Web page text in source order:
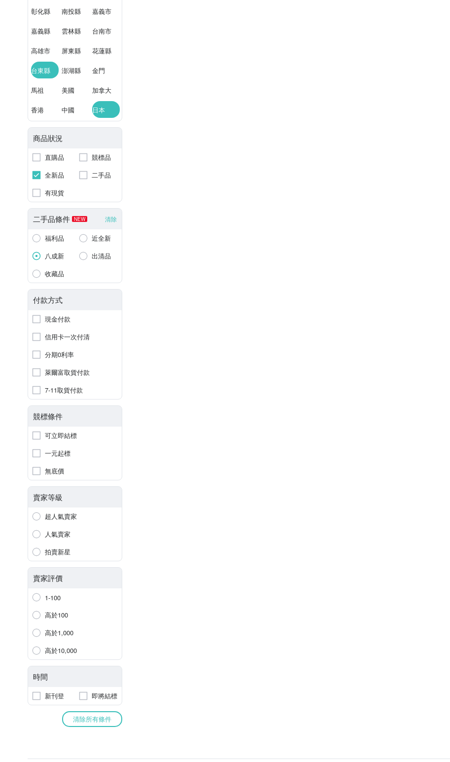
彰化縣 南投縣 嘉義市
嘉義縣 雲林縣 台南市
高雄市 屏東縣 花蓮縣
台東縣 澎湖縣 金門
馬祖 美國 加拿大
香港 中國 日本
商品狀況
直購品
競標品
全新品
二手品
有現貨
二手品條件 NEW 清除
福利品
近全新
八成新
出清品
收藏品
付款方式
現金付款
信用卡一次付清
分期0利率
萊爾富取貨付款
7-11取貨付款
競標條件
可立即結標
一元起標
無底價
賣家等級
超人氣賣家
人氣賣家
拍賣新星
賣家評價
1-100
高於100
高於1,000
高於10,000
時間
新刊登 即將結標
清除所有條件